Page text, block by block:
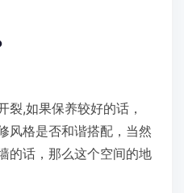
裂,如果保养较好的话，
风格是否和谐搭配，当然
的话，那么这个空间的地